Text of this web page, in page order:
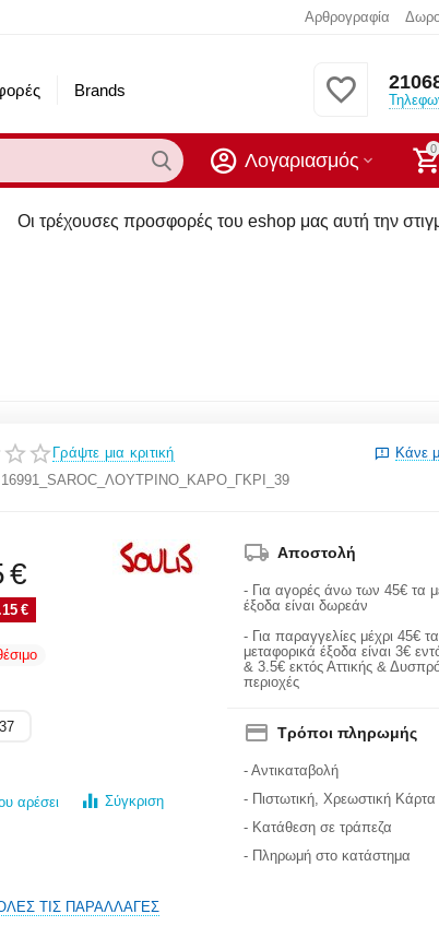
Αρθρογραφία
Brands
0
Λογαριασμός
του eshop μας αυτή την στιγμή ενδέχεται
Γράψτε μια κριτική
Κάνε
16991_SAROC_ΛΟΥΤΡΙΝΟ_ΚΑΡΟ_ΓΚΡΙ_39
€
€
37
αρέσει Σύγκριση
Αποστολή
- Για αγορές άνω των 45€ τα
έξοδα είναι δωρεάν
- Για παραγγελίες μέχρι 45€ τα
μεταφορικά έξοδα είναι 3€
& 3.5€ εκτός Αττικής &
περιοχές
Τρόποι πληρωμής
- Αντικαταβολή
- Πιστωτική, Χρεωστική Κάρτα
- Κατάθεση σε τράπεζα
- Πληρωμή στο κατάστημα
ΤΙΣ ΠΑΡΑΛΛΑΓΈΣ